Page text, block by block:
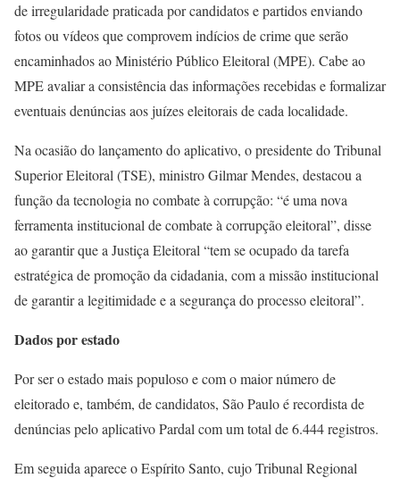
de irregularidade praticada por candidatos e partidos enviando
fotos ou vídeos que comprovem indícios de crime que serão
encaminhados ao Ministério Público Eleitoral (MPE). Cabe ao
MPE avaliar a consistência das informações recebidas e formalizar
eventuais denúncias aos juízes eleitorais de cada localidade.
Na ocasião do lançamento do aplicativo, o presidente do Tribunal
Superior Eleitoral (TSE), ministro Gilmar Mendes, destacou a
função da tecnologia no combate à corrupção: “é uma nova
ferramenta institucional de combate à corrupção eleitoral”, disse
ao garantir que a Justiça Eleitoral “tem se ocupado da tarefa
estratégica de promoção da cidadania, com a missão institucional
de garantir a legitimidade e a segurança do processo eleitoral”.
Dados por estado
Por ser o estado mais populoso e com o maior número de
eleitorado e, também, de candidatos, São Paulo é recordista de
denúncias pelo aplicativo Pardal com um total de 6.444 registros.
Em seguida aparece o Espírito Santo, cujo Tribunal Regional